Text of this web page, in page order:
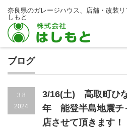
ブログ
3.8
2024
3/16(土) 高取町ひ
年 能登半島地震チ
店させて頂きます！